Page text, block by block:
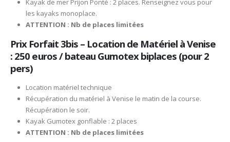
Kayak de mer Prijon Ponté : 2 places. Renseignez vous pour
les kayaks monoplace.
ATTENTION : Nb de places limitées
Prix Forfait 3bis – Location de Matériel à Venise
: 250 euros / bateau Gumotex biplaces (pour 2
pers)
Location matériel technique
Récupération du matériel à Venise le matin de la course.
Récupération le soir.
Kayak Gumotex gonflable : 2 places
ATTENTION : Nb de places limitées